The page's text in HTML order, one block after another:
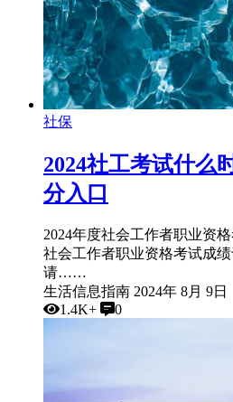
社保
2024社工考试什么
分入口
2024年度社会工作者职业资
社会工作者职业资格考试成绩
请……
生活信息指南 2024年 8月 9日
1.4K+
0